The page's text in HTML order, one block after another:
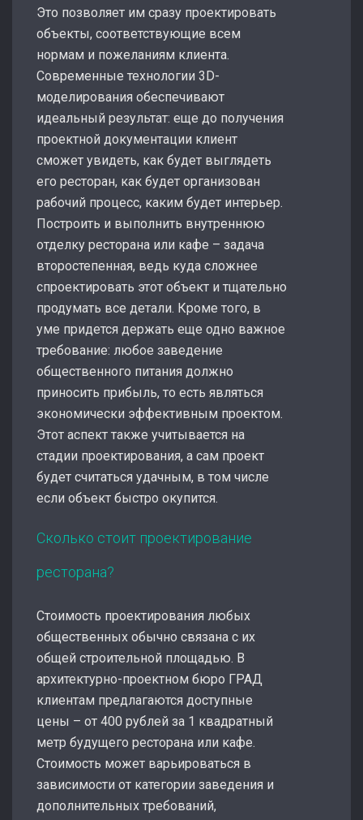
Это позволяет им сразу проектировать
объекты, соответствующие всем
нормам и пожеланиям клиента.
Современные технологии 3D-
моделирования обеспечивают
идеальный результат: еще до получения
проектной документации клиент
сможет увидеть, как будет выглядеть
его ресторан, как будет организован
рабочий процесс, каким будет интерьер.
Построить и выполнить внутреннюю
отделку ресторана или кафе – задача
второстепенная, ведь куда сложнее
спроектировать этот объект и тщательно
продумать все детали. Кроме того, в
уме придется держать еще одно важное
требование: любое заведение
общественного питания должно
приносить прибыль, то есть являться
экономически эффективным проектом.
Этот аспект также учитывается на
стадии проектирования, а сам проект
будет считаться удачным, в том числе
если объект быстро окупится.
Сколько стоит проектирование
ресторана?
Стоимость проектирования любых
общественных обычно связана с их
общей строительной площадью. В
архитектурно-проектном бюро ГРАД
клиентам предлагаются доступные
цены – от 400 рублей за 1 квадратный
метр будущего ресторана или кафе.
Стоимость может варьироваться в
зависимости от категории заведения и
дополнительных требований,